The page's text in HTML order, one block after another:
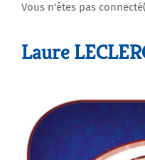
Agenda
Vous n'êtes pas
Laure